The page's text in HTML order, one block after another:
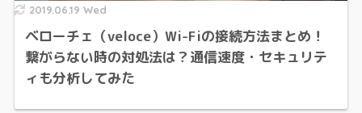
2019.06.19 Wed
ベローチェ（veloce）Wi-Fiの接続方法まとめ！
繋がらない時の対処法は？通信速度・セキュリテ
ィも分析してみた